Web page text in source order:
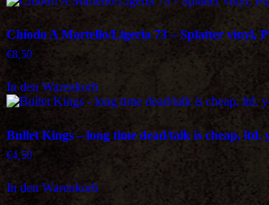
Chiodo A Martello/Ligeria 73 – Splatter vinyl,
€8,50
In den Warenkorb
Bullet Kings – long time dead/talk is cheap,
€4,50
In den Warenkorb